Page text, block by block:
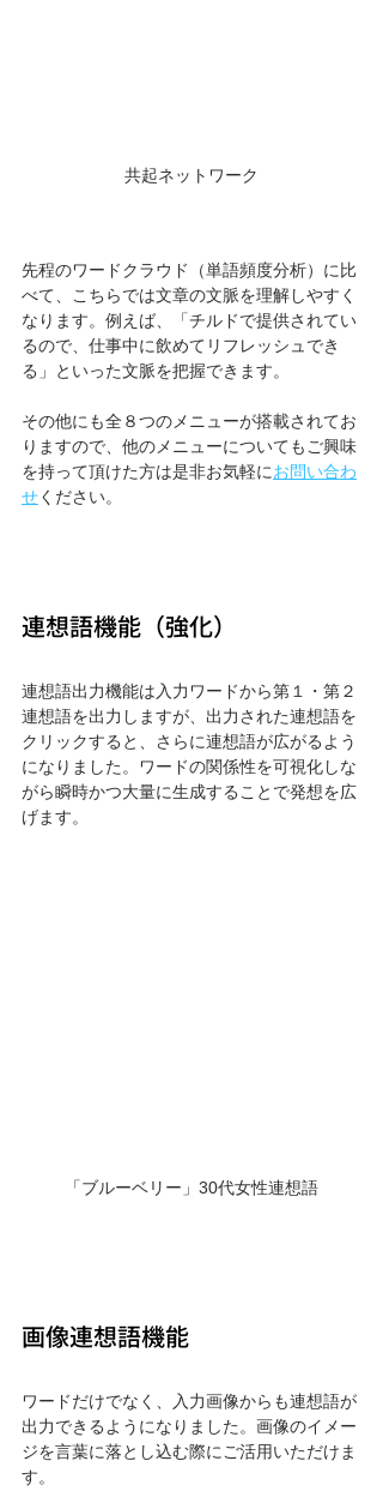
共起ネットワーク
先程のワードクラウド（単語頻度分析）に比
べて、こちらでは文章の文脈を理解しやすく
なります。例えば、「チルドで提供されてい
るので、仕事中に飲めてリフレッシュでき
る」といった文脈を把握できます。
その他にも全８つのメニューが搭載されてお
りますので、他のメニューについてもご興味
を持って頂けた方は是非お気軽にお問い合わ
せください。
連想語機能（強化）
連想語出力機能は入力ワードから第１・第２
連想語を出力しますが、出力された連想語を
クリックすると、さらに連想語が広がるよう
になりました。ワードの関係性を可視化しな
がら瞬時かつ大量に生成することで発想を広
げます。
「ブルーベリー」30代女性連想語
画像連想語機能
ワードだけでなく、入力画像からも連想語が
出力できるようになりました。画像のイメー
ジを言葉に落とし込む際にご活用いただけま
す。